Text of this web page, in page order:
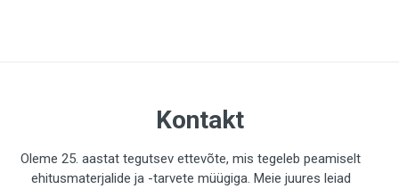
Kontakt
Oleme 25. aastat tegutsev ettevõte, mis tegeleb peamiselt
ehitusmaterjalide ja -tarvete müügiga. Meie juures leiad